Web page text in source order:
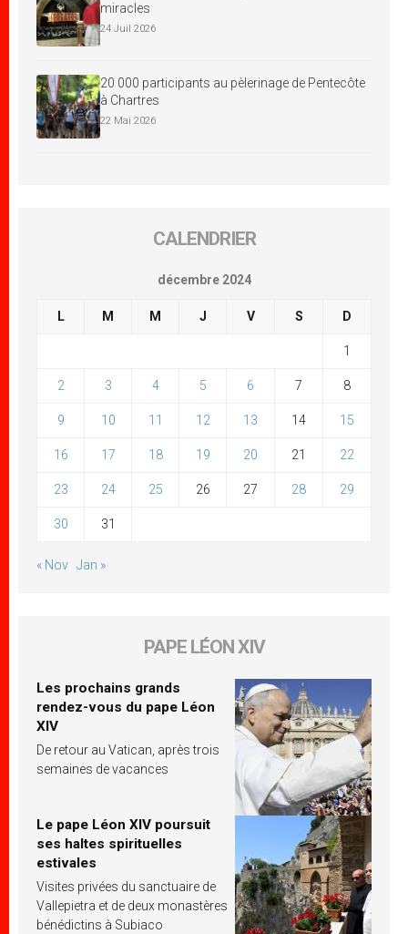
miracles
24 Juil 2026
20 000 participants au pèlerinage de Pentecôte
à Chartres
22 Mai 2026
CALENDRIER
décembre 2024
L M M J V S D
1
2 3 4 5 6 7 8
9 10 11 12 13 14 15
16 17 18 19 20 21 22
23 24 25 26 27 28 29
30 31
« Nov Jan »
PAPE LÉON XIV
Les prochains grands
rendez-vous du pape Léon
XIV
De retour au Vatican, après trois
semaines de vacances
Le pape Léon XIV poursuit
ses haltes spirituelles
estivales
Visites privées du sanctuaire de
Vallepietra et de deux monastères
bénédictins à Subiaco